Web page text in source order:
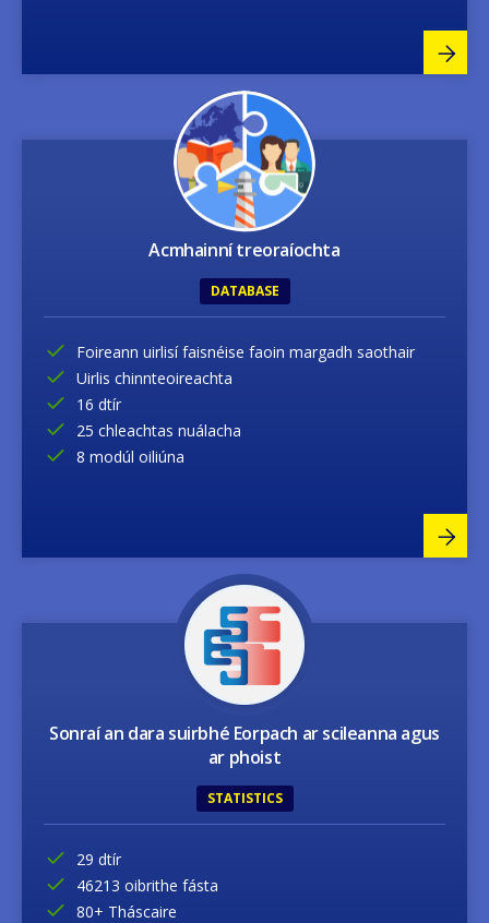
Image
Acmhainní treoraíochta
DATABASE
Foireann uirlisí faisnéise faoin margadh saothair
Uirlis chinnteoireachta
16 dtír
25 chleachtas nuálacha
8 modúl oiliúna
Image
Sonraí an dara suirbhé Eorpach ar scileanna agus
ar phoist
STATISTICS
29 dtír
46213 oibrithe fásta
80+ Tháscaire